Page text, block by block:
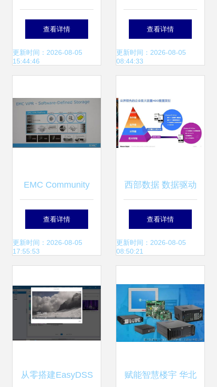
效解决冷数据存储
挑战，赋能数据处
查看详情
更新时间：2026-08-05
15:44:46
塑大数据存储与数
据处理格局的引擎
查看详情
更新时间：2026-08-05
08:44:33
EMC Community
Network 数据处理
的坚实后盾与存储
查看详情
更新时间：2026-08-05
17:55:53
西部数据 数据驱动
万物时代的存储分
层之道与数据处理
查看详情
更新时间：2026-08-05
08:50:21
从零搭建EasyDSS 赋能智慧楼宇 华北